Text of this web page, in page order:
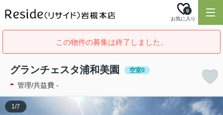
お気に入り
0
この物件の募集は終了しました。
グランチェスタ浦和美園 空室0
- 管理/共益費 -
1/7